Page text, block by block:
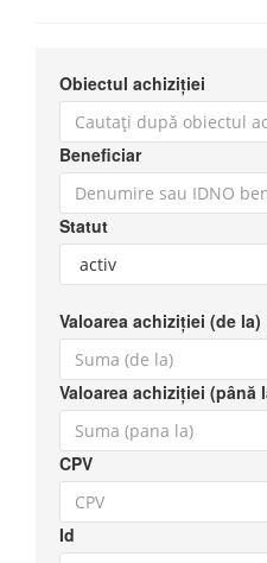
Obiectul achiziției
Beneficiar
Statut
Valoarea achiziției (de la)
Valoarea achiziției (până
CPV
Id